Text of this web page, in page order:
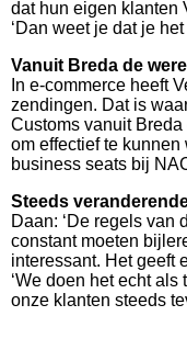
dat hun eigen klanten
‘Dan weet je dat je
Vanuit Breda de
In e-commerce heeft
zendingen. Dat is
Customs vanuit
om effectief te
business seats bij
Steeds
Daan: ‘De regels
constant moeten
interessant. Het geeft
‘We doen het echt
onze klanten steeds